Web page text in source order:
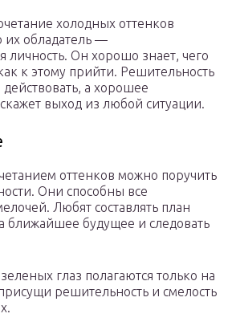
холодных оттенков
их обладатель —
личность. Он хорошо знает, чего
к этому прийти. Решительность
а хорошее
выход из любой ситуации.
оттенков можно поручить
Они способны все
Любят составлять план
ближайшее будущее и следовать
глаз полагаются только на
решительность и смелость